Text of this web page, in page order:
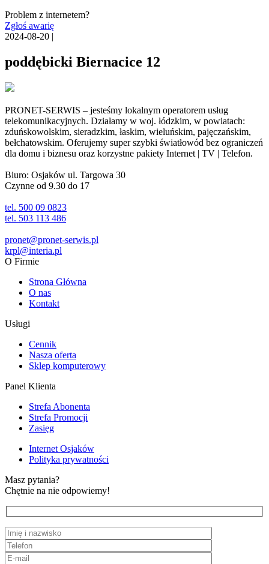
Problem z internetem?
Zgłoś awarię
2024-08-20 |
poddębicki Biernacice 12
PRONET-SERWIS – jesteśmy lokalnym operatorem usług
telekomunikacyjnych. Działamy w woj. łódzkim, w powiatach:
zduńskowolskim, sieradzkim, łaskim, wieluńskim, pajęczańskim,
bełchatowskim. Oferujemy super szybki światłowód bez ograniczeń
dla domu i biznesu oraz korzystne pakiety Internet | TV | Telefon.
Biuro: Osjaków ul. Targowa 30
Czynne od 9.30 do 17
tel. 500 09 0823
tel. 503 113 486
pronet@pronet-serwis.pl
krpl@interia.pl
O Firmie
Strona Główna
O nas
Kontakt
Usługi
Cennik
Nasza oferta
Sklep komputerowy
Panel Klienta
Strefa Abonenta
Strefa Promocji
Zasięg
Internet Osjaków
Polityka prywatności
Masz pytania?
Chętnie na nie odpowiemy!